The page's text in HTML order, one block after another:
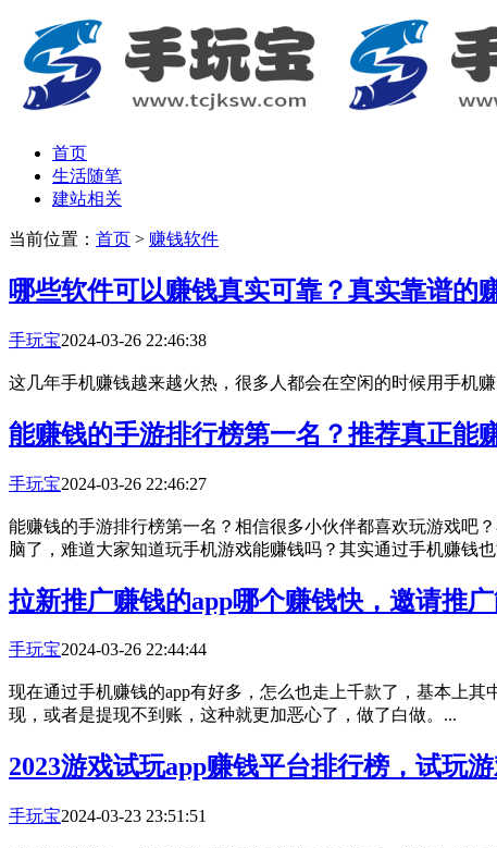
首页
生活随笔
建站相关
当前位置： 首页 > 赚钱软件
哪些软件可以赚钱真实可靠？真实靠谱的
手玩宝2024-03-26 22:46:38
这几年手机赚钱越来越火热，很多人都会在空闲的时候用手机
能赚钱的手游排行榜第一名？推荐真正能
手玩宝2024-03-26 22:46:27
能赚钱的手游排行榜第一名？相信很多小伙伴都喜欢玩游戏吧
脑了，难道大家知道玩手机游戏能赚钱吗？其实通过手机赚钱
拉新推广赚钱的app哪个赚钱快，邀请推
手玩宝2024-03-26 22:44:44
现在通过手机赚钱的app有好多，怎么也走上千款了，基本上
现，或者是提现不到账，这种就更加恶心了，做了白做。...
2023游戏试玩app赚钱平台排行榜，试玩
手玩宝2024-03-23 23:51:51